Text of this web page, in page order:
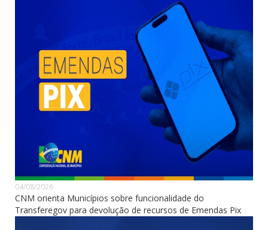
04/08/2026
CNM orienta Municípios sobre funcionalidade do
Transferegov para devolução de recursos de Emendas Pix